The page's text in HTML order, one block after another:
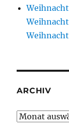
ARCHIV
Archiv